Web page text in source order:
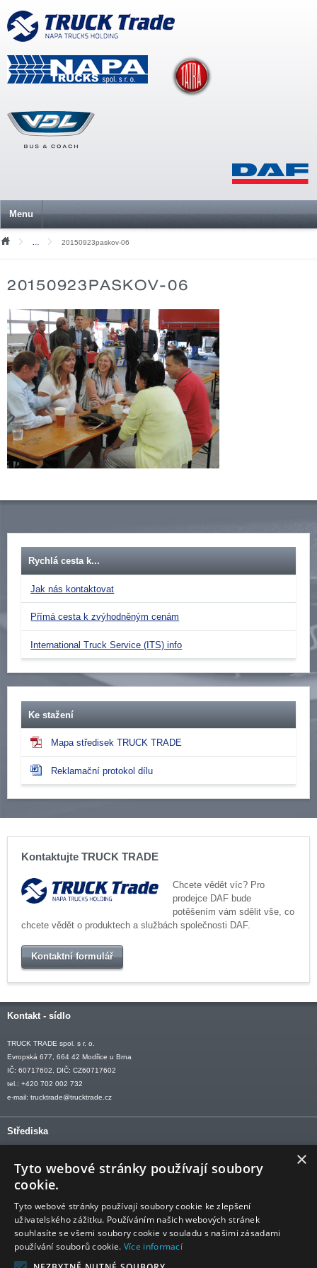
Menu
Mediální soubory
20150923paskov-06
20150923PASKOV-06
Rychlá cesta k...
Jak nás kontaktovat
Přímá cesta k zvýhodněným cenám
International Truck Service (ITS) info
Ke stažení
Mapa středisek TRUCK TRADE
Reklamační protokol dílu
Kontaktujte TRUCK TRADE
Chcete vědět víc? Pro
prodejce DAF bude
potěšením vám sdělit vše, co
chcete vědět o produktech a službách společnosti DAF.
Kontaktní formulář
Kontakt - sídlo
TRUCK TRADE spol. s r. o.
Evropská 677, 664 42 Modřice u Brna
IČ: 60717602, DIČ: CZ60717602
tel.: +420 702 002 732
e-mail: trucktrade@trucktrade.cz
Střediska
OSTRAVA tel: +420 602 547 882
OTROKOVICE tel: +420 577 110 921-2
Sledujte nás
×
Tyto webové stránky používají soubory
cookie.
Tyto webové stránky používají soubory cookie ke zlepšení
uživatelského zážitku. Používáním našich webových stránek
souhlasíte se všemi soubory cookie v souladu s našimi zásadami
používání souborů cookie. Více informací